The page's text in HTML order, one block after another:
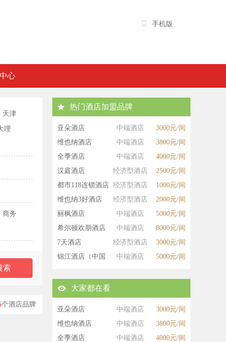
手机版
心
天津
理
商务
个酒店品牌
热门酒店加盟品牌
亚朵酒店 中端酒店
3000元/间
维也纳酒店
中端酒店
3800元/间
全季酒店
中端酒店
4000元/间
汉庭酒店
经济型酒店
2500元/间
都市118连锁酒店 经济型酒店
1000元/间
维也纳3好酒店
经济型酒店
2000元/间
丽枫酒店
中端酒店
5000元/间
希尔顿欢朋酒店
中端酒店
8000元/间
7天酒店
经济型酒店
3000元/间
锦江酒店（中国
中端酒店 5000元/间
大家都在看
亚朵酒店 中端酒店
3000元/间
维也纳酒店
中端酒店
3800元/间
全季酒店
中端酒店
4000元/间